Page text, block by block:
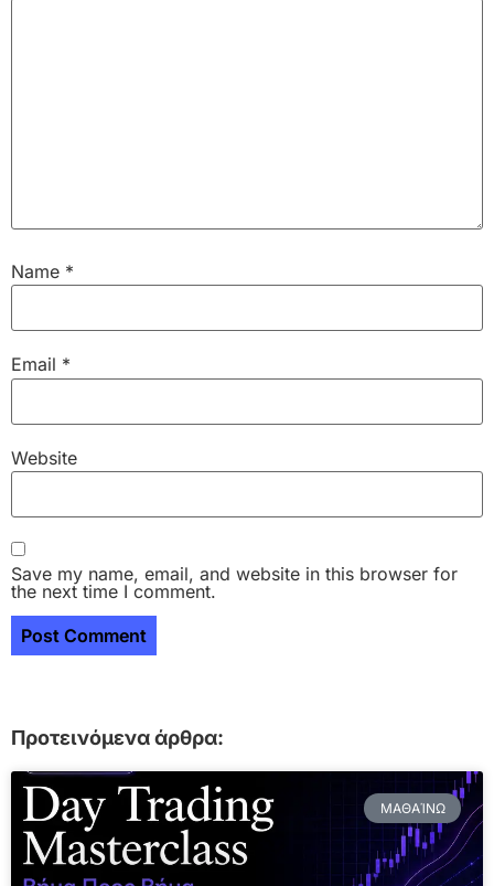
Name *
Email *
Website
Save my name, email, and website in this browser for
the next time I comment.
Προτεινόμενα άρθρα:
ΜΑΘΑΊΝΩ